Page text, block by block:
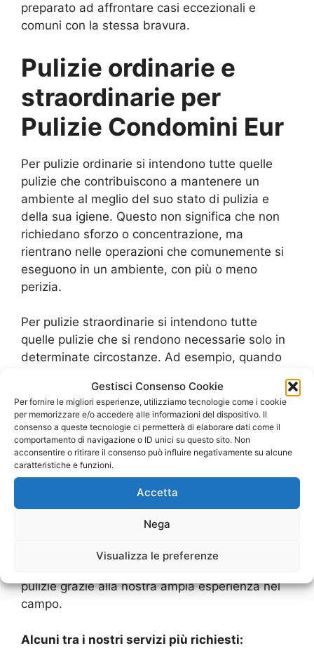
Gestisci Consenso Cookie
Per fornire le migliori esperienze, utilizziamo tecnologie come i cookie
per memorizzare e/o accedere alle informazioni del dispositivo. Il
consenso a queste tecnologie ci permetterà di elaborare dati come il
comportamento di navigazione o ID unici su questo sito. Non
acconsentire o ritirare il consenso può influire negativamente su alcune
caratteristiche e funzioni.
Accetta
Nega
Visualizza le preferenze
preparato ad affrontare casi eccezionali e
comuni con la stessa bravura.
Pulizie ordinarie e
straordinarie per
Pulizie Condomini Eur
Per pulizie ordinarie si intendono tutte quelle
pulizie che contribuiscono a mantenere un
ambiente al meglio del suo stato di pulizia e
della sua igiene. Questo non significa che non
richiedano sforzo o concentrazione, ma
rientrano nelle operazioni che comunemente si
eseguono in un ambiente, con più o meno
perizia.
Per pulizie straordinarie si intendono tutte
quelle pulizie che si rendono necessarie solo in
determinate circostanze. Ad esempio, quando
cantiere o dei lavori di ristrutturazione, dopo un
trasloco o un trasferimento, dopo cene o feste o
più in generale dopo eventi aziendali o privati di
qualsiasi tipo.
Offriamo i nostri servizi tanto ai privati quanto
alle aziende e sappiamo come differenziare la
del cliente che abbiamo di fronte.
pulizie grazie alla nostra ampia esperienza nel
campo.
Alcuni tra i nostri servizi più richiesti: